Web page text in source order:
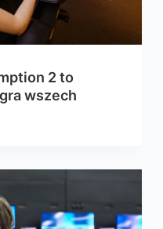
2 to
wszech